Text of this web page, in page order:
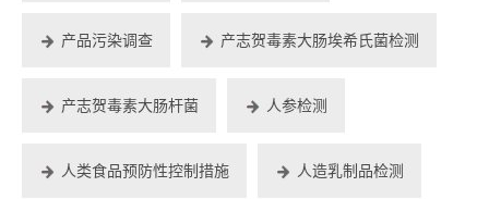
产品污染调查 产志贺毒素大肠埃希氏菌检测
产志贺毒素大肠杆菌 人参检测
人类食品预防性控制措施 人造乳制品检测